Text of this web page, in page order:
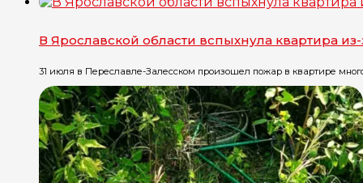
В Ярославской области вспыхнула квартира
31 июля в Переславле-Залесском произошел пожар в квартире